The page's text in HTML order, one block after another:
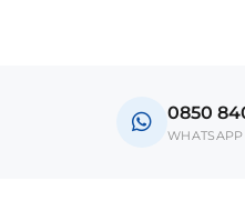
0850
WHATSAPP